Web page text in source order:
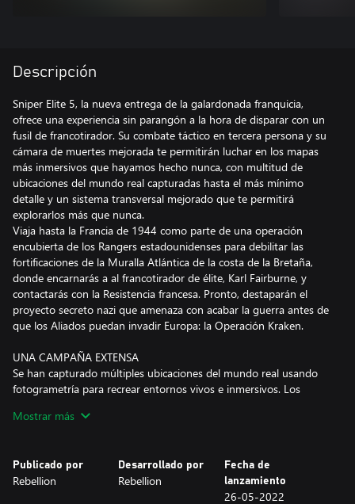
Descripción
Sniper Elite 5, la nueva entrega de la galardonada franquicia,
ofrece una experiencia sin parangón a la hora de disparar con un
fusil de francotirador. Su combate táctico en tercera persona y su
cámara de muertes mejorada te permitirán luchar en los mapas
más inmersivos que hayamos hecho nunca, con multitud de
ubicaciones del mundo real capturadas hasta el más mínimo
detalle y un sistema transversal mejorado que te permitirá
explorarlos más que nunca.
Viaja hasta la Francia de 1944 como parte de una operación
encubierta de los Rangers estadounidenses para debilitar las
fortificaciones de la Muralla Atlántica de la costa de la Bretaña,
donde encarnarás a al francotirador de élite, Karl Fairburne, y
contactarás con la Resistencia francesa. Pronto, destaparán el
proyecto secreto nazi que amenaza con acabar la guerra antes de
que los Aliados puedan invadir Europa: la Operación Kraken.
UNA CAMPAÑA EXTENSA
Se han capturado múltiples ubicaciones del mundo real usando
fotogrametría para recrear entornos vivos e inmersivos. Los
objetivos, otorgan una perspectiva totalmente nueva de cada
con las cuales podrás compartir munición y objetos, dar órdenes
y curaros entre vosotros.
Mostrar más
Publicado por
Rebellion
Desarrollado por
Rebellion
Fecha de
lanzamiento
26-05-2022